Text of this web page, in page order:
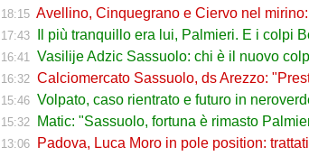
18:15 Avellino, Cinquegrano e Ciervo nel mirino: i lupi
17:43 Il più tranquillo era lui, Palmieri. E i colpi Bowie e
16:41 Vasilije Adzic Sassuolo: chi è il nuovo colpo di Palmieri arrivato
16:32 Calciomercato Sassuolo, ds Arezzo: "Presto
15:46 Volpato, caso rientrato e futuro in neroverde: il Sassuolo
15:32 Matic: "Sassuolo, fortuna è rimasto Palmieri! Aquilani capisce di
13:06 Padova, Luca Moro in pole position: trattativa con